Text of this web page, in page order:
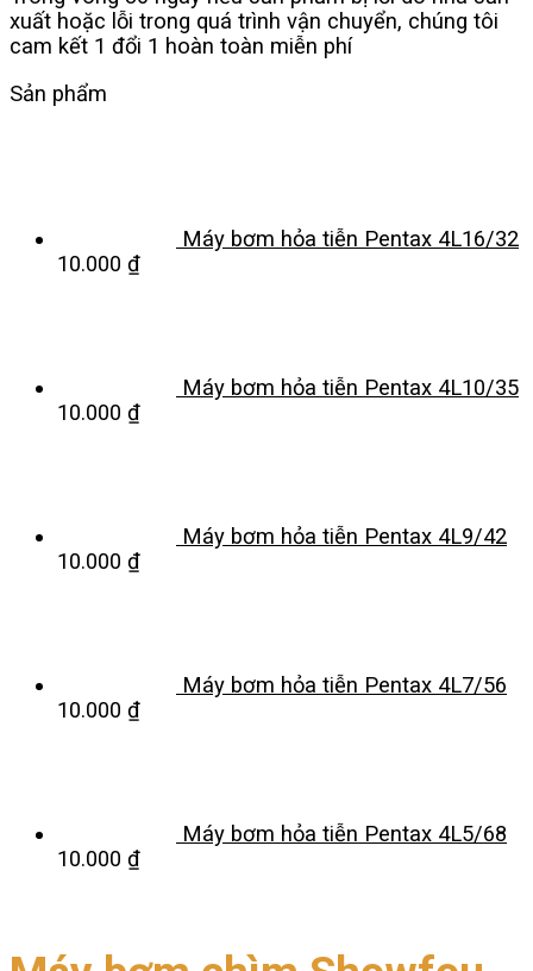
xuất hoặc lỗi trong quá trình vận chuyển, chúng tôi
cam kết 1 đổi 1 hoàn toàn miễn phí
Sản phẩm
Máy bơm hỏa tiễn Pentax 4L16/32
10.000 ₫
Máy bơm hỏa tiễn Pentax 4L10/35
10.000 ₫
Máy bơm hỏa tiễn Pentax 4L9/42
10.000 ₫
Máy bơm hỏa tiễn Pentax 4L7/56
10.000 ₫
Máy bơm hỏa tiễn Pentax 4L5/68
10.000 ₫